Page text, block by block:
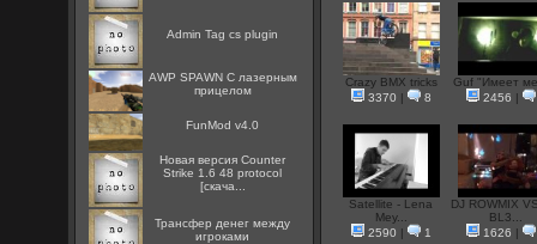
Admin Tag cs plugin
AWP SPAWN С лазерным
прицелом
FunMod v4.0
Новая версия Counter
Strike 1.6 48 protocol
[скача...
Трансфер денег между
игроками
Crazy BMX tricks
3370 | 8
Guf "Имеет
2456 |
Satellite - Lena
Mey...
2590 | 1
DJ ROWMIX
BL3...
1626 |